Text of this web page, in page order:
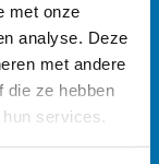
met onze
analyse. Deze
met andere
die ze hebben
services.
razendsnel met